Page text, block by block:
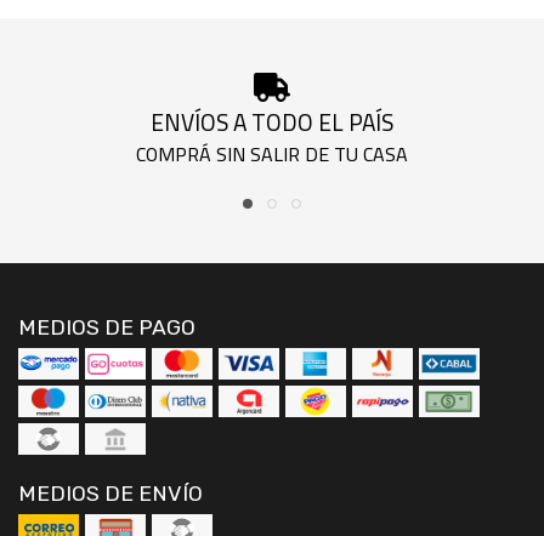
ENVÍOS A TODO EL PAÍS
COMPRÁ SIN SALIR DE TU CASA
MEDIOS DE PAGO
MEDIOS DE ENVÍO